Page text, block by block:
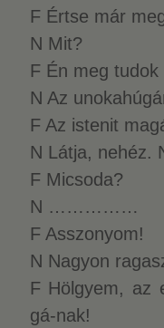
F Értse már
N Mit?
F Én meg
N Az
F Az istenit
N Látja, nehéz.
F Micsoda?
N ……………
F Asszonyom!
N Nagyon
F Hölgyem, az
gá-nak!